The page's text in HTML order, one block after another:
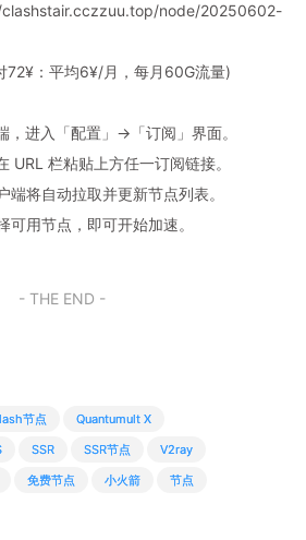
node/20250602-
72¥：平均6¥/月，每月60G流量)
，进入「配置」→「订阅」界面。
URL 栏粘贴上方任一订阅链接。
将自动拉取并更新节点列表。
用节点，即可开始加速。
- THE END -
节点
Quantumult X
SSR SSR节点
V2ray
免费节点 小火箭 节点